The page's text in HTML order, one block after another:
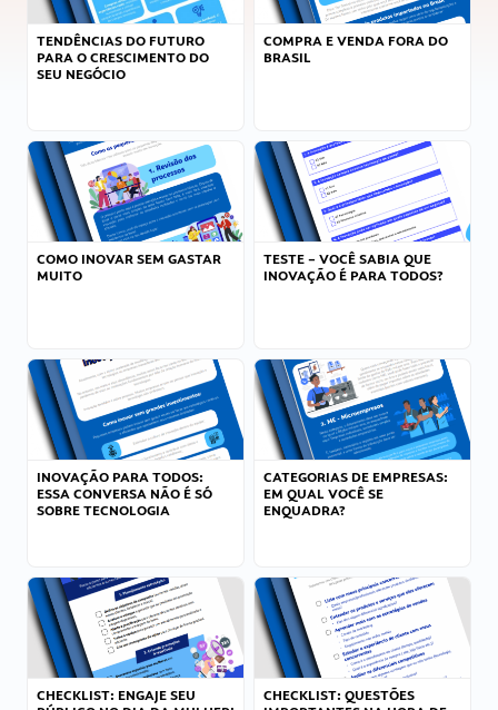
TENDÊNCIAS DO FUTURO
PARA O CRESCIMENTO DO
SEU NEGÓCIO
COMPRA E VENDA FORA DO
BRASIL
COMO INOVAR SEM GASTAR
MUITO
TESTE – VOCÊ SABIA QUE
INOVAÇÃO É PARA TODOS?
INOVAÇÃO PARA TODOS:
ESSA CONVERSA NÃO É SÓ
SOBRE TECNOLOGIA
CATEGORIAS DE EMPRESAS:
EM QUAL VOCÊ SE
ENQUADRA?
CHECKLIST: ENGAJE SEU
CHECKLIST: QUESTÕES